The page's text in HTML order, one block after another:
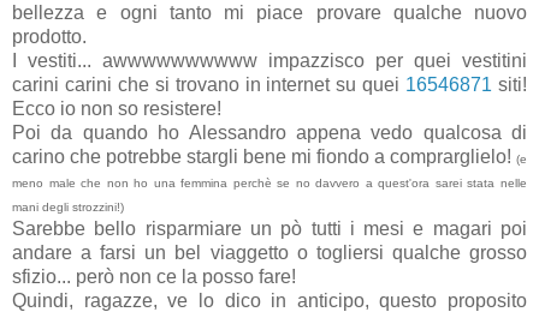
bellezza e ogni tanto mi piace provare qualche nuovo
prodotto.
I vestiti... awwwwwwwwww impazzisco per quei vestitini
carini carini che si trovano in internet su quei 16546871 siti!
Ecco io non so resistere!
Poi da quando ho Alessandro appena vedo qualcosa di
carino che potrebbe stargli bene mi fiondo a comprarglielo! (e
meno male che non ho una femmina perchè se no davvero a quest'ora sarei stata nelle
mani degli strozzini!)
Sarebbe bello risparmiare un pò tutti i mesi e magari poi
andare a farsi un bel viaggetto o togliersi qualche grosso
sfizio... però non ce la posso fare!
Quindi, ragazze, ve lo dico in anticipo, questo proposito